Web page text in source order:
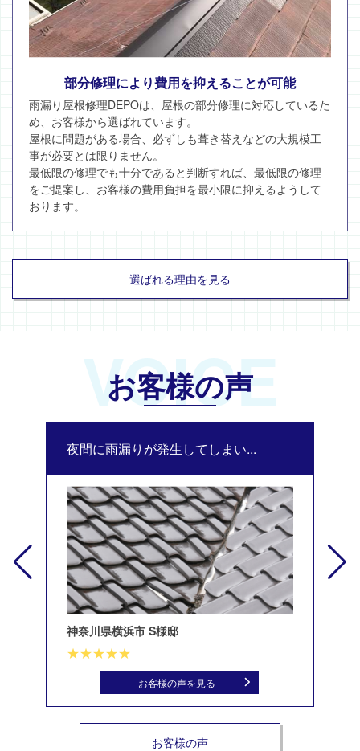
部分修理により費用を抑えることが可能
雨漏り屋根修理DEPOは、屋根の部分修理に対応しているた
め、お客様から選ばれています。
屋根に問題がある場合、必ずしも葺き替えなどの大規模工
事が必要とは限りません。
最低限の修理でも十分であると判断すれば、最低限の修理
をご提案し、お客様の費用負担を最小限に抑えるようして
おります。
選ばれる理由を見る
VOICE
お客様の声
夜間に雨漏りが発生してしまい...
神奈川県横浜市 S様邸
お客様の声を見る
お客様の声